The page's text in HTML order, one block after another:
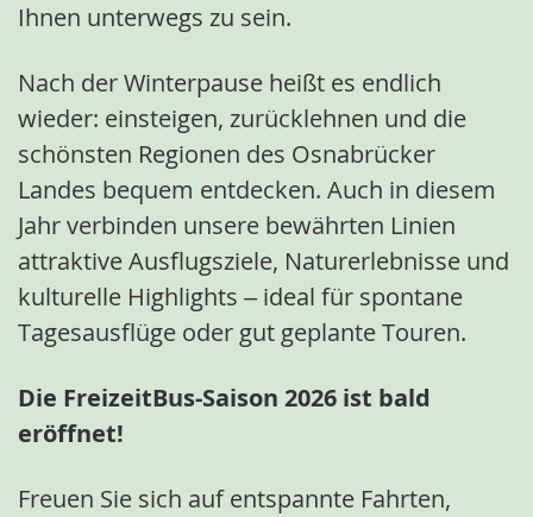
Ihnen unterwegs zu sein.
Nach der Winterpause heißt es endlich
wieder: einsteigen, zurücklehnen und die
schönsten Regionen des Osnabrücker
Landes bequem entdecken. Auch in diesem
Jahr verbinden unsere bewährten Linien
attraktive Ausflugsziele, Naturerlebnisse und
kulturelle Highlights – ideal für spontane
Tagesausflüge oder gut geplante Touren.
Die FreizeitBus-Saison 2026 ist bald
eröffnet!
Freuen Sie sich auf entspannte Fahrten,